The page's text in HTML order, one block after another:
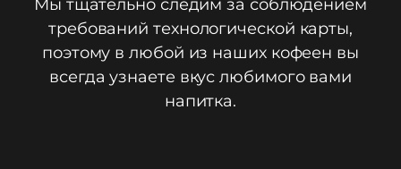
Мы тщательно следим за соблюдением
требований технологической карты,
поэтому в любой из наших кофеен вы
всегда узнаете вкус любимого вами
напитка.